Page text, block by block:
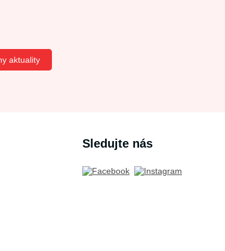
aktuality
Sledujte nás